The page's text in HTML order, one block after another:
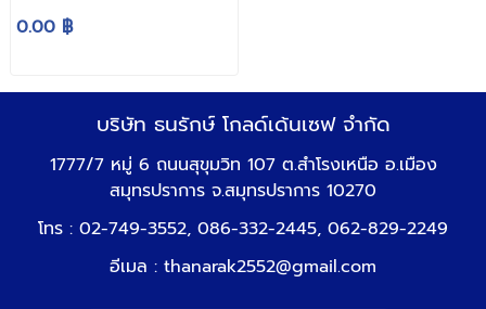
0.00 ฿
บริษัท ธนรักษ์ โกลด์เด้นเซฟ จำกัด
1777/7 หมู่ 6 ถนนสุขุมวิท 107 ต.สำโรงเหนือ อ.เมือง
สมุทรปราการ จ.สมุทรปราการ 10270
โทร : 02-749-3552, 086-332-2445, 062-829-2249
อีเมล : thanarak2552@gmail.com